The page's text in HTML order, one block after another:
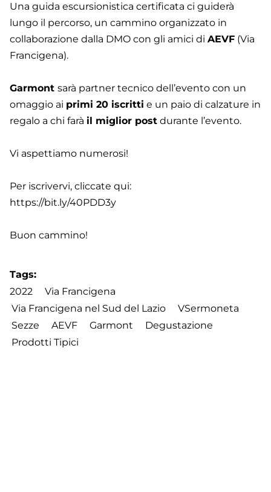
Una guida escursionistica certificata ci guiderà
lungo il percorso, un cammino organizzato in
collaborazione dalla DMO con gli amici di AEVF (Via
Francigena).
Garmont sarà partner tecnico dell’evento con un
omaggio ai primi 20 iscritti e un paio di calzature in
regalo a chi farà il miglior post durante l’evento.
Vi aspettiamo numerosi!
Per iscrivervi, cliccate qui:
https://bit.ly/40PDD3y
Buon cammino!
Tags
2022
Via Francigena
Via Francigena nel Sud del Lazio
VSermoneta
Sezze
AEVF Garmont
Degustazione
Prodotti Tipici